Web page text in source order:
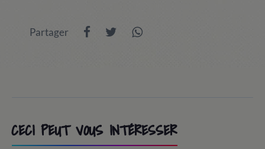
Partager
CECI PEUT VOUS INTÉRESSER